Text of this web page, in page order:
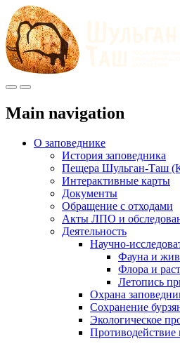
МенюИнфо
Main navigation
О заповеднике
История заповедника
Пещера Шульган-Таш
Интерактивные карты
Документы
Обращение с отходами
Акты ЛПО и
Деятельность
Научно-
Фауна и
Флора и
Летопись
Охрана
Сохранение
Экологическое
Противодействие